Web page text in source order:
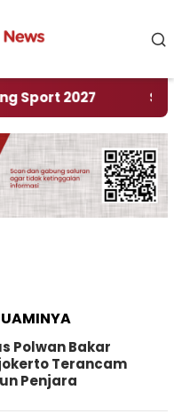
2027 ‎Soal
Polwan Bakar
Terancam
Penjara